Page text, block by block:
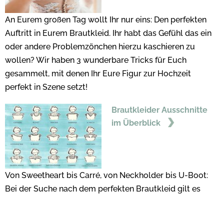
An Eurem großen Tag wollt Ihr nur eins: Den perfekten
Auftritt in Eurem Brautkleid. Ihr habt das Gefühl das ein
oder andere Problemzönchen hierzu kaschieren zu
wollen? Wir haben 3 wunderbare Tricks für Euch
gesammelt, mit denen Ihr Eure Figur zur Hochzeit
perfekt in Szene setzt!
Brautkleider Ausschnitte
im Überblick
Von Sweetheart bis Carré, von Neckholder bis U-Boot:
Bei der Suche nach dem perfekten Brautkleid gilt es